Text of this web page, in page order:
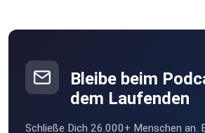
Bleibe beim
dem Laufenden
Schließe Dich 26.000+ Menschen an.